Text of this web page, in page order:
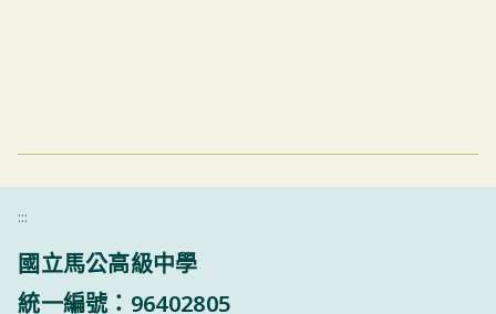
:::
國立馬公高級中學
統一編號：96402805